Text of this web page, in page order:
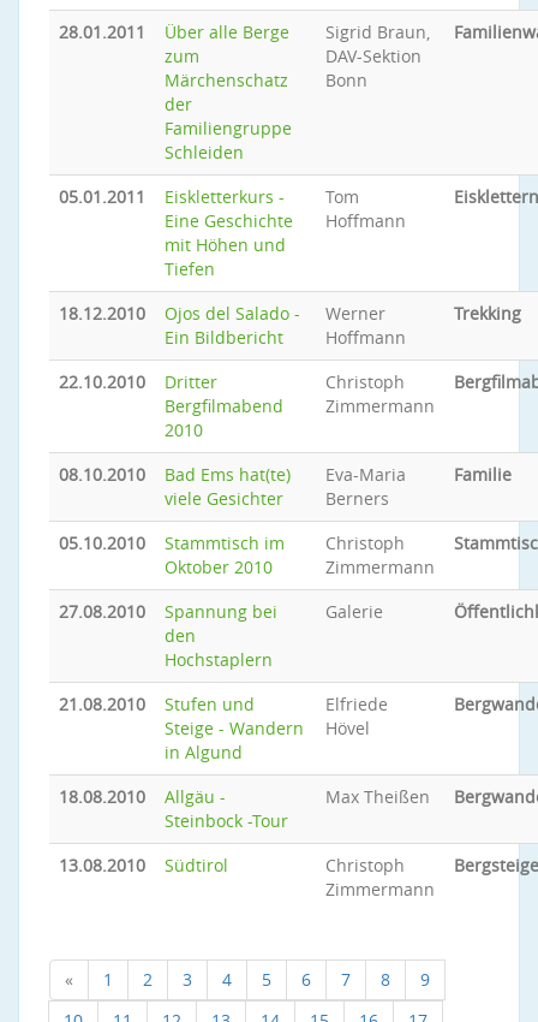
28.01.2011
Über alle Berge
zum
Märchenschatz
der
Familiengruppe
Schleiden
Sigrid Braun,
DAV-Sektion
Bonn
05.01.2011
Eiskletterkurs -
Eine Geschichte
mit Höhen und
Tiefen
Tom
Hoffmann
Eisklettern
18.12.2010
Ojos del Salado -
Ein Bildbericht
Werner
Hoffmann
Trekking
22.10.2010
Dritter
Bergfilmabend
2010
Christoph
Zimmermann
08.10.2010
Bad Ems hat(te)
viele Gesichter
Eva-Maria
Berners
Familie
05.10.2010
Stammtisch im
Oktober 2010
Christoph
Zimmermann
27.08.2010
Spannung bei
den
Hochstaplern
Galerie
21.08.2010
Stufen und
Steige - Wandern
in Algund
Elfriede
Hövel
18.08.2010
Allgäu -
Steinbock -Tour
Max Theißen
13.08.2010 Südtirol
Christoph
Zimmermann
« 1 2 3 4 5 6 7 8
9